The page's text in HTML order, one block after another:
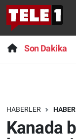
Son Dakika
HABERLER HABER
Kanada
Anında
Başka
Bilim turu
Son Dakika
Haber
Dünya
Nöbetçi
Hava
Trafik Durumu